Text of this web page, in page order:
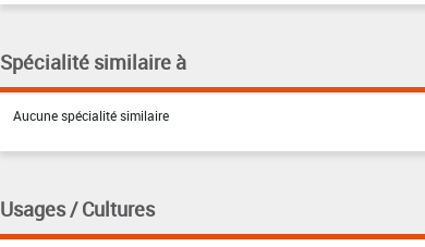
Spécialité similaire à
Aucune spécialité similaire
Usages / Cultures